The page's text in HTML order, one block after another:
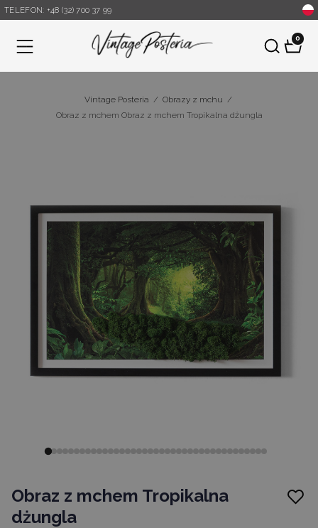
TELEFON: +48 (32) 700 37 99
Menu
0
Vintage Posteria / Obrazy z mchu /
Obraz z mchem Obraz z mchem Tropikalna dżungla
Obraz z mchem Tropikalna
dżungla